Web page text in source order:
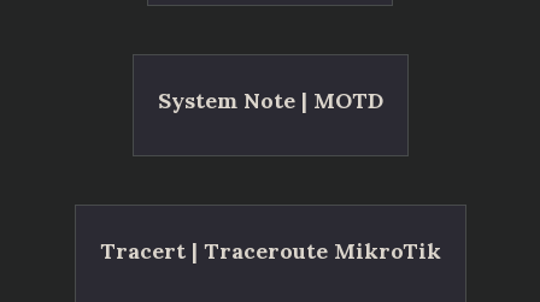
System Note | MOTD
Tracert | Traceroute MikroTik